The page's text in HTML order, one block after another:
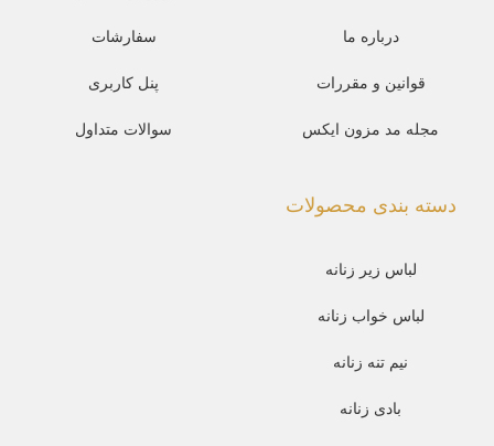
درباره ما
قوانین و مقررات
مجله مد مزون ایکس
سفارشات
پنل کاربری
سوالات متداول
دسته بندی محصولات
لباس زیر زنانه
لباس خواب زنانه
نیم تنه زنانه
بادی زنانه